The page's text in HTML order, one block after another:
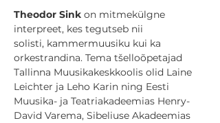
Theodor Sink on mitmekülgne
interpreet, kes tegutseb nii
solisti, kammermuusiku kui ka
orkestrandina. Tema tšelloõpetajad
Tallinna Muusikakeskkoolis olid Laine
Leichter ja Leho Karin ning Eesti
Muusika- ja Teatriakadeemias Henry-
David Varema, Sibeliuse Akadeemias